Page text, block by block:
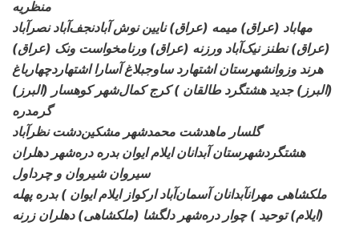
منظریه
مهاباد (عراق) میمه (عراق) نایین نوش آبادنجف‌آباد نصرآباد
(عراق) نطنز نیک‌آباد ورزنه (عراق) ورنامخواست ونک (عراق)
هرند وزوانشهرستان اشتهارد ساوجبلاغ آسارا اشتهاردچهارباغ
(البرز) جدید هشتگرد طالقان ) کرج کمال‌شهر کوهسار (البرز)
گرمدره
گلسار ماهدشت محمدشهر مشکین‌دشت نظرآباد
هشتگردشهرستان آبدانان ایلام ایوان بدره دره‌شهر دهلران
سیروان شیروان و چرداول
ملکشاهی مهرانآبدانان آسمان‌آباد ارکوازایلام ایوان ) بدره پهله
(ایلام) توحید ) چوار دره‌شهر دلگشا (ملکشاهی) دهلران زرنه